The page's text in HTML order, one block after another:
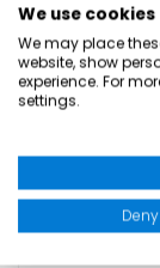
• UV-Schutz
•
•
• Kleiner
•
• Ideal für
We use cookies
We may place
website, show
experience. For
settings.
Deny